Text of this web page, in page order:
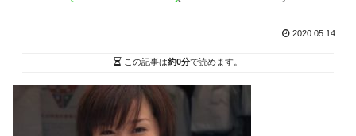
2020.05.14
この記事は約0分で読めます。